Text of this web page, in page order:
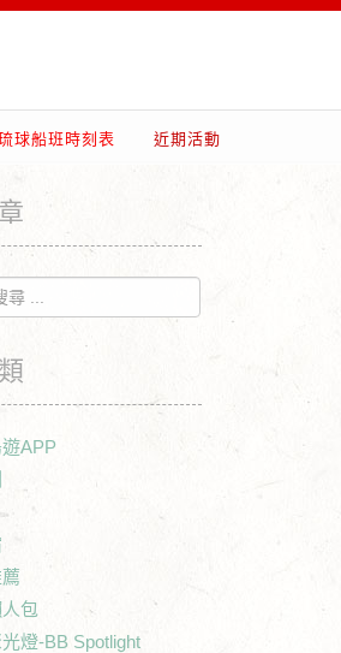
球船班時刻表 近期活動
APP
包
燈-BB Spotlight